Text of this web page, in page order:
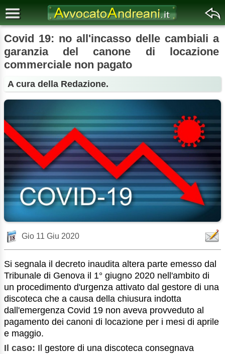
Covid 19: no all'incasso delle cambiali a
garanzia del canone di locazione
commerciale non pagato
A cura della Redazione.
Gio 11 Giu 2020
Si segnala il decreto inaudita altera parte emesso dal
Tribunale di Genova il 1° giugno 2020 nell'ambito di
un procedimento d'urgenza attivato dal gestore di una
discoteca che a causa della chiusura indotta
dall'emergenza Covid 19 non aveva provveduto al
pagamento dei canoni di locazione per i mesi di aprile
e maggio.
Il caso: Il gestore di una discoteca consegnava